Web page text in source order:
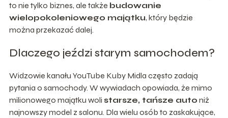
to nie tylko biznes, ale także budowanie
wielopokoleniowego majątku, który będzie
można przekazać dalej.
Dlaczego jeździ starym samochodem?
Widzowie kanału YouTube Kuby Midla często zadają
pytania o samochody. W wywiadach opowiada, że mimo
milionowego majątku woli starsze, tańsze auto niż
najnowszy model z salonu. Dla wielu osób to zaskakujące,